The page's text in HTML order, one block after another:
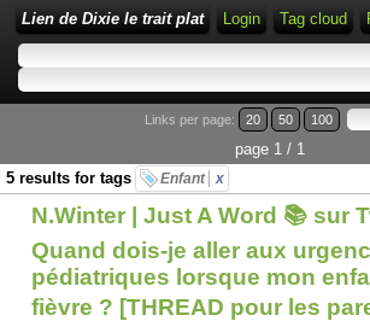
Lien de Dixie le trait plat Login Tag cloud
Links per page: 20 50 100
page 1 / 1
5 results for tags
Enfant x
N.Winter | Just A Word 📚 sur
Quand dois-je aller aux
pédiatriques lorsque mon
fièvre ? [THREAD pour les